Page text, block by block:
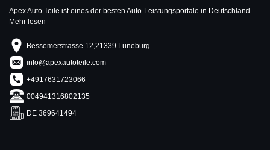
Apex Auto Teile ist eines der besten Auto-Leistungsportale in Deutschland.
Mehr lesen
Bessemerstrasse 12,21339 Lüneburg
info@apexautoteile.com
+4917631723066
004941316802135
DE 369641494